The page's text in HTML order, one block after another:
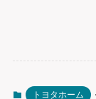
トヨタホーム